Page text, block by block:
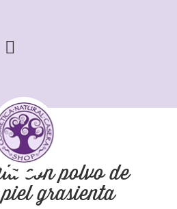
con polvo de
grasienta